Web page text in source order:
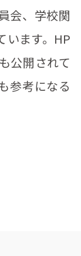
会、学校関
います。HP
公開されて
参考になる